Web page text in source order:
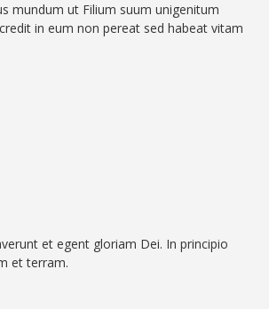
mundum ut Filium suum unigenitum
in eum non pereat sed habeat vitam
et egent gloriam Dei. In principio
et terram.